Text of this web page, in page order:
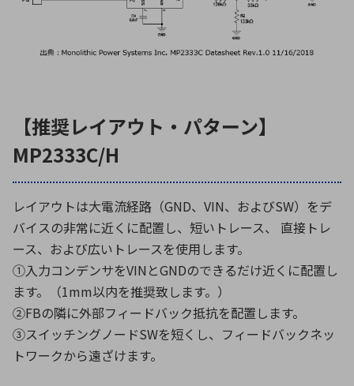
【推奨レイアウト・パターン】
MP2333C/H
レイアウトは大電流経路（GND、VIN、およびSW）をデ
バイスの非常に近くに配置し、短いトレース、 直接トレ
ース、および広いトレースを使用します。
①入力コンデンサをVINとGNDのできるだけ近くに配置し
ます。（1mm以内を推奨致します。）
②FBの隣に外部フィードバック抵抗を配置します。
③スイッチングノードSWを短くし、フィードバックネッ
トワークから遠ざけます。